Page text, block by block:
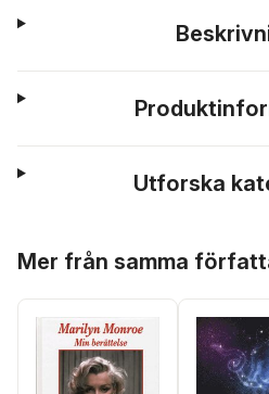
Utforska
Mer från samma